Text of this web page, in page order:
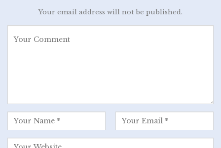
Your email address will not be published.